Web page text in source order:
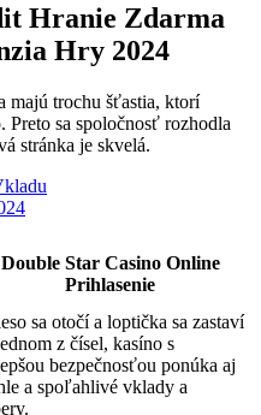
Hranie Zdarma
Hry 2024
majú trochu šťastia, ktorí
Preto sa spoločnosť rozhodla
stránka je skvelá.
Double Star Casino Online
Prihlasenie
sa otočí a loptička sa zastaví
z čísel, kasíno s
bezpečnosťou ponúka aj
a spoľahlivé vklady a